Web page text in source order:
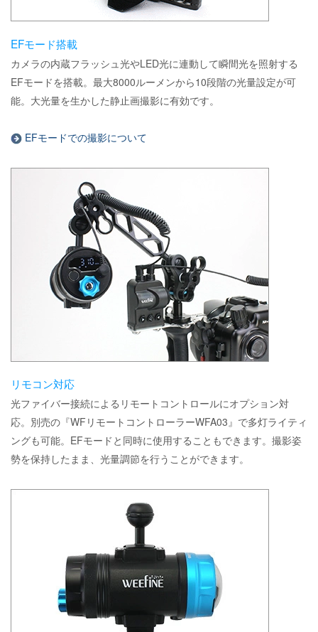
EFモード搭載
カメラの内蔵フラッシュ光やLED光に連動して瞬間光を照射する
EFモードを搭載。最大8000ルーメンから10段階の光量設定が可
能。大光量を生かした静止画撮影に有効です。
EFモードでの撮影について
リモコン対応
光ファイバー接続によるリモートコントロールにオプション対
応。別売の『WFリモートコントローラーWFA03』で多灯ライティ
ングも可能。EFモードと同時に使用することもできます。撮影姿
勢を保持したまま、光量調節を行うことができます。